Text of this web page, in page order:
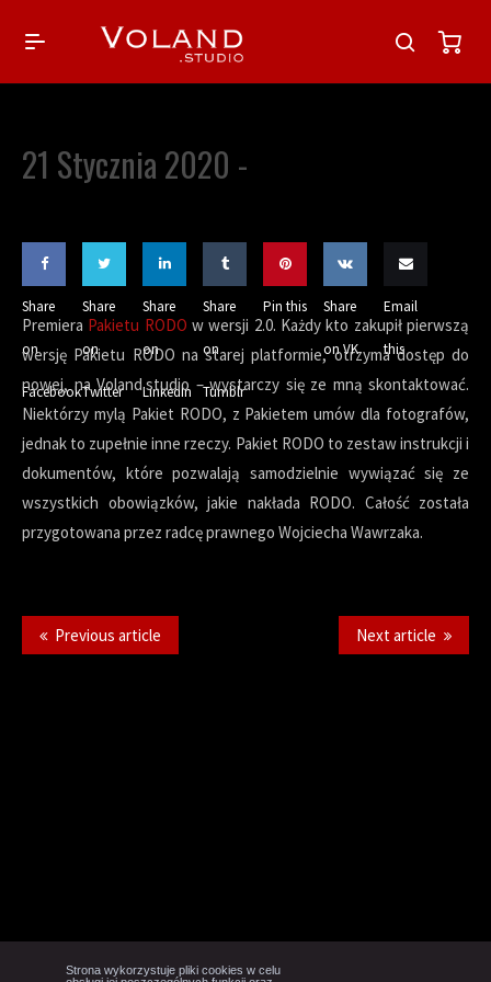
21 Stycznia 2020 -
Share
on
Facebook
Share
on
Twitter
Share
on
LinkedIn
Share
on
Tumblr
Pin this Share
on VK
Email
this
Premiera Pakietu RODO w wersji 2.0. Każdy kto zakupił pierwszą
wersję Pakietu RODO na starej platformie, otrzyma dostęp do
nowej, na Voland.studio – wystarczy się ze mną skontaktować.
Niektórzy mylą Pakiet RODO, z Pakietem umów dla fotografów,
jednak to zupełnie inne rzeczy. Pakiet RODO to zestaw instrukcji i
dokumentów, które pozwalają samodzielnie wywiązać się ze
wszystkich obowiązków, jakie nakłada RODO. Całość została
przygotowana przez radcę prawnego Wojciecha Wawrzaka.
Next article
Previous article
Strona wykorzystuje pliki cookies w celu